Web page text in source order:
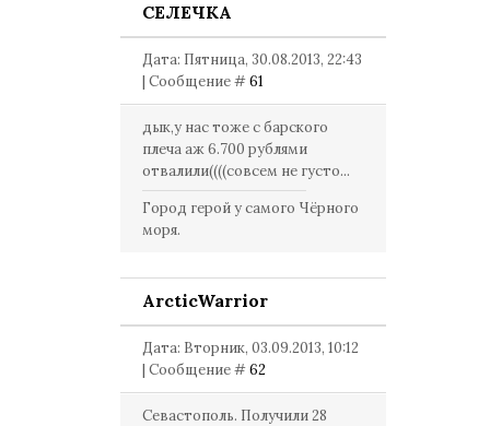
СЕЛЕЧКА
Дата: Пятница, 30.08.2013, 22:43
| Сообщение #61
дык,у нас тоже с барского
плеча аж 6.700 рублями
отвалили((((совсем не густо...
Город герой у самого Чёрного
моря.
ArcticWarrior
Дата: Вторник, 03.09.2013, 10:12
| Сообщение #62
Севастополь. Получили 28